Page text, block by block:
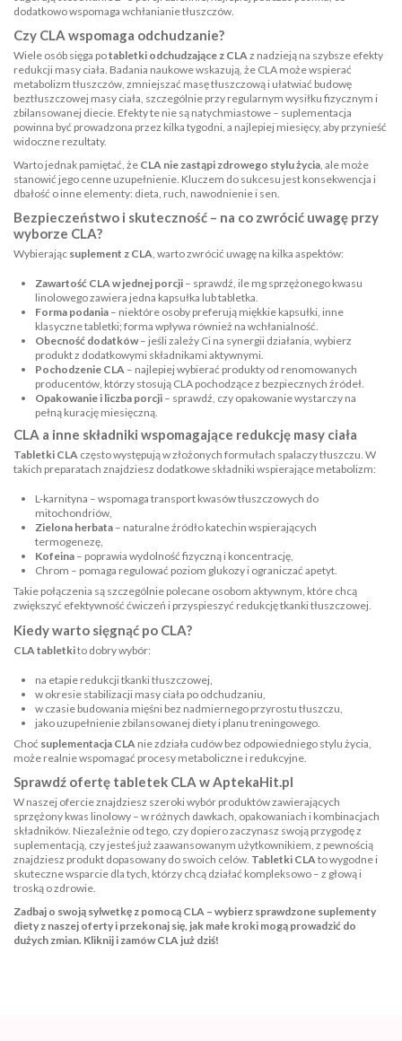
dodatkowo wspomaga wchłanianie tłuszczów.
Czy CLA wspomaga odchudzanie?
Wiele osób sięga potabletki odchudzające z CLAz nadzieją na szybsze efekty
redukcji masy ciała. Badania naukowe wskazują, że CLA może wspierać
metabolizm tłuszczów, zmniejszać masę tłuszczową i ułatwiać budowę
beztłuszczowej masy ciała, szczególnie przy regularnym wysiłku fizycznym i
zbilansowanej diecie. Efekty te nie są natychmiastowe – suplementacja
powinna być prowadzona przez kilka tygodni, a najlepiej miesięcy, aby przynieść
widoczne rezultaty.
Warto jednak pamiętać, że CLA nie zastąpi zdrowego stylu życia , ale może
stanowić jego cenne uzupełnienie. Kluczem do sukcesu jest konsekwencja i
dbałość o inne elementy: dieta, ruch, nawodnienie i sen.
Bezpieczeństwo i skuteczność – na co zwrócić uwagę przy
wyborze CLA?
Wybierając suplement z CLA, warto zwrócić uwagę na kilka aspektów:
Zawartość CLA w jednej porcji – sprawdź, ile mg sprzężonego kwasu
linolowego zawiera jedna kapsułka lub tabletka.
Forma podania – niektóre osoby preferują miękkie kapsułki, inne
klasyczne tabletki; forma wpływa również na wchłanialność.
Obecność dodatków– jeśli zależy Ci na synergii działania, wybierz
produkt z dodatkowymi składnikami aktywnymi.
Pochodzenie CLA – najlepiej wybierać produkty od renomowanych
producentów, którzy stosują CLA pochodzące z bezpiecznych źródeł.
Opakowanie i liczba porcji – sprawdź, czy opakowanie wystarczy na
pełną kurację miesięczną.
CLA a inne składniki wspomagające redukcję masy ciała
Tabletki CLA często występują w złożonych formułach spalaczy tłuszczu. W
takich preparatach znajdziesz dodatkowe składniki wspierające metabolizm:
L-karnityna – wspomaga transport kwasów tłuszczowych do
mitochondriów,
Zielona herbata – naturalne źródło katechin wspierających
termogenezę,
Kofeina – poprawia wydolność fizyczną i koncentrację,
Chrom – pomaga regulować poziom glukozy i ograniczać apetyt.
Takie połączenia są szczególnie polecane osobom aktywnym, które chcą
zwiększyć efektywność ćwiczeń i przyspieszyć redukcję tkanki tłuszczowej.
Kiedy warto sięgnąć po CLA?
CLA tabletkito dobry wybór:
na etapie redukcji tkanki tłuszczowej,
w okresie stabilizacji masy ciała po odchudzaniu,
w czasie budowania mięśni bez nadmiernego przyrostu tłuszczu,
jako uzupełnienie zbilansowanej diety i planu treningowego.
Choć suplementacja CLA nie zdziała cudów bez odpowiedniego stylu życia,
może realnie wspomagać procesy metaboliczne i redukcyjne.
Sprawdź ofertę tabletek CLA w AptekaHit.pl
W naszej ofercie znajdziesz szeroki wybór produktów zawierających
sprzężony kwas linolowy – w różnych dawkach, opakowaniach i kombinacjach
składników. Niezależnie od tego, czy dopiero zaczynasz swoją przygodę z
suplementacją, czy jesteś już zaawansowanym użytkownikiem, z pewnością
znajdziesz produkt dopasowany do swoich celów. Tabletki CLAto wygodne i
skuteczne wsparcie dla tych, którzy chcą działać kompleksowo – z głową i
troską o zdrowie.
Zadbaj o swoją sylwetkę z pomocą CLA – wybierz sprawdzone suplementy
diety z naszej oferty i przekonaj się, jak małe kroki mogą prowadzić do
dużych zmian. Kliknij i zamów CLA już dziś!